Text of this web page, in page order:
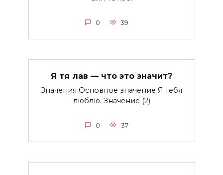
0 39
Я тя лав — что это значит?
Значения Основное значение Я тебя
люблю. Значение (2)
0 37